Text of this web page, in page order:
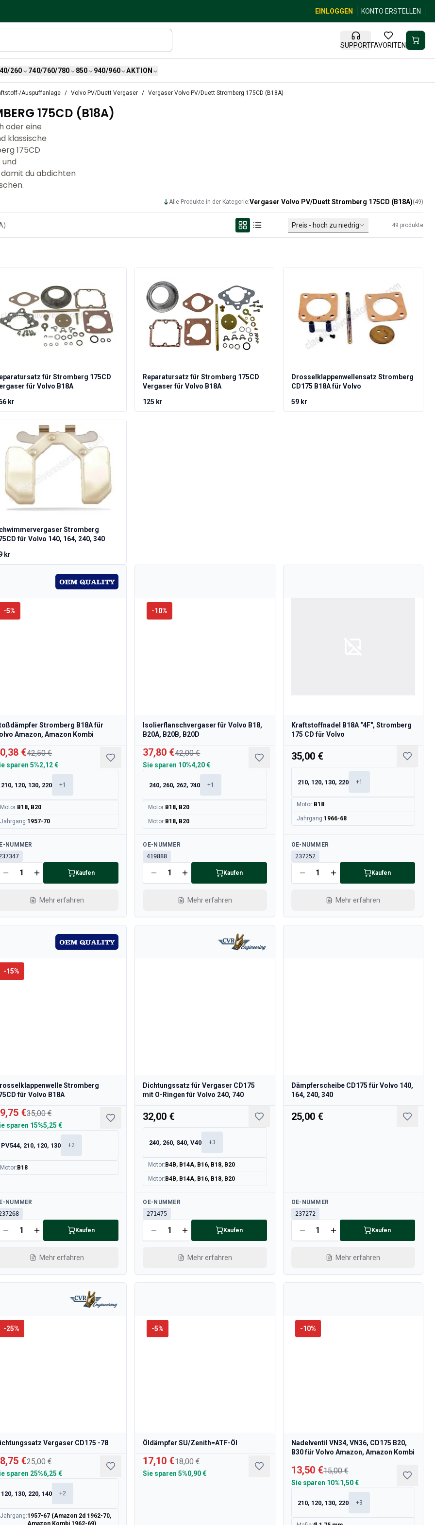
EINLOGGEN KONTO ERSTELLEN
SUPPORTFAVORITEN
260 740/760/780 850 940/960 AKTION
Auspuffanlage Volvo PV/Duett Vergaser Vergaser Volvo PV/Duett Stromberg 175CD (B18A)
175CD (B18A)
oder eine
klassische
175CD
und
damit du abdichten
Alle Produkte in der Kategorie:Vergaser Volvo PV/Duett Stromberg 175CD (B18A)(49)
Preis - hoch zu niedrig 49 produkte
für Stromberg 175CD
für Volvo B18A
kr
Reparatursatz für Stromberg 175CD
Vergaser für Volvo B18A
125 kr
Drosselklappenwellensatz Stromberg
CD175 B18A für Volvo
59 kr
Stromberg
für Volvo 140, 164, 240, 340
kr
-5%
Stromberg B18A für
Amazon, Amazon Kombi
€42,50 €
sparen 5%2,12 €
210, 120, 130, 220 +1
Motor: B18, B20
Jahrgang:1957-70
NUMMER
Kaufen
Mehr erfahren
-10%
Isolierflanschvergaser für Volvo B18,
B20A, B20B, B20D
37,80 €42,00 €
Sie sparen 10%4,20 €
240, 260, 262, 740 +1
Motor: B18, B20
Motor: B18, B20
Verfügbar
OE-NUMMER
419888
Kaufen
Mehr erfahren
Kraftstoffnadel B18A "4F", Stromberg
175 CD für Volvo
35,00 €
210, 120, 130, 220 +1
Motor: B18
Jahrgang:1966-68
Verfügbar
OE-NUMMER
237252
Kaufen
Mehr erfahren
-15%
Stromberg
für Volvo B18A
€35,00 €
sparen 15%5,25 €
PV544, 210, 120, 130 +2
Motor: B18
NUMMER
Kaufen
Mehr erfahren
Dichtungssatz für Vergaser CD175
mit O-Ringen für Volvo 240, 740
32,00 €
240, 260, S40, V40 +3
Motor: B4B, B14A, B16, B18, B20
Motor: B4B, B14A, B16, B18, B20
Verfügbar
OE-NUMMER
271475
Kaufen
Mehr erfahren
Dämpferscheibe CD175 für Volvo 140,
164, 240, 340
25,00 €
Verfügbar
OE-NUMMER
237272
Kaufen
Mehr erfahren
-25%
Vergaser CD175 -78
€25,00 €
sparen 25%6,25 €
120, 130, 220, 140 +2
Jahrgang:1957-67 (Amazon 2d 1962-70,
Amazon Kombi 1962-69)
-5%
Öldämpfer SU/Zenith=ATF-Öl
17,10 €18,00 €
Sie sparen 5%0,90 €
-10%
Nadelventil VN34, VN36, CD175 B20,
B30 für Volvo Amazon, Amazon Kombi
13,50 €15,00 €
Sie sparen 10%1,50 €
210, 120, 130, 220 +3